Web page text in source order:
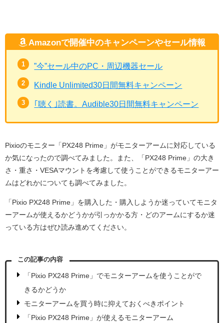
Amazonで開催中のキャンペーンやセール情報
”今”セール中のPC・周辺機器セール
Kindle Unlimited30日間無料キャンペーン
｢聴く｣読書。Audible30日間無料キャンペーン
Pixioのモニター「PX248 Prime」がモニターアームに対応している
か気になったので調べてみました。また、「PX248 Prime」の大き
さ・重さ・VESAマウントを考慮して使うことができるモニターアー
ムはどれかについても調べてみました。
「Pixio PX248 Prime」を購入した・購入しようか迷っていてモニタ
ーアームが使えるかどうかが引っかかる方・どのアームにするか迷
っている方はぜひ読み進めてください。
この記事の内容
「Pixio PX248 Prime」でモニターアームを使うことがで
きるかどうか
モニターアームを買う時に抑えておくべきポイント
「Pixio PX248 Prime」が使えるモニターアーム